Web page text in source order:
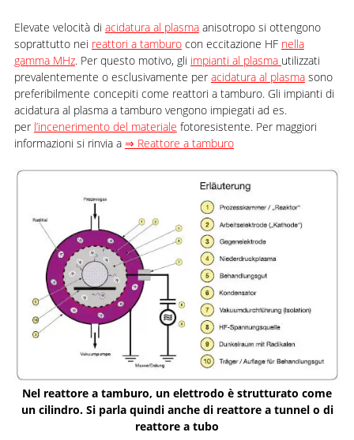
Elevate velocità di acidatura al plasmaanisotropo si ottengono
soprattutto nei reattori a tamburocon eccitazione HF nella
gamma MHz. Per questo motivo, gli impianti al plasma utilizzati
prevalentemente o esclusivamente per acidatura al plasmasono
preferibilmente concepiti come reattori a tamburo. Gli impianti di
acidatura al plasma a tamburo vengono impiegati ad es.
per l’incenerimento del materiale fotoresistente. Per maggiori
informazioni si rinvia a ⇒ Reattore a tamburo
Nel reattore a tamburo, un elettrodo è strutturato come
un cilindro. Si parla quindi anche di reattore a tunnel o di
reattore a tubo